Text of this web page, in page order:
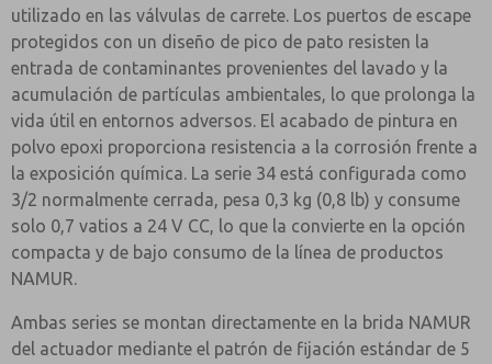
utilizado en las válvulas de carrete. Los puertos de escape
protegidos con un diseño de pico de pato resisten la
entrada de contaminantes provenientes del lavado y la
acumulación de partículas ambientales, lo que prolonga la
vida útil en entornos adversos. El acabado de pintura en
polvo epoxi proporciona resistencia a la corrosión frente a
la exposición química. La serie 34 está configurada como
3/2 normalmente cerrada, pesa 0,3 kg (0,8 lb) y consume
solo 0,7 vatios a 24 V CC, lo que la convierte en la opción
compacta y de bajo consumo de la línea de productos
NAMUR.
Ambas series se montan directamente en la brida NAMUR
del actuador mediante el patrón de fijación estándar de 5